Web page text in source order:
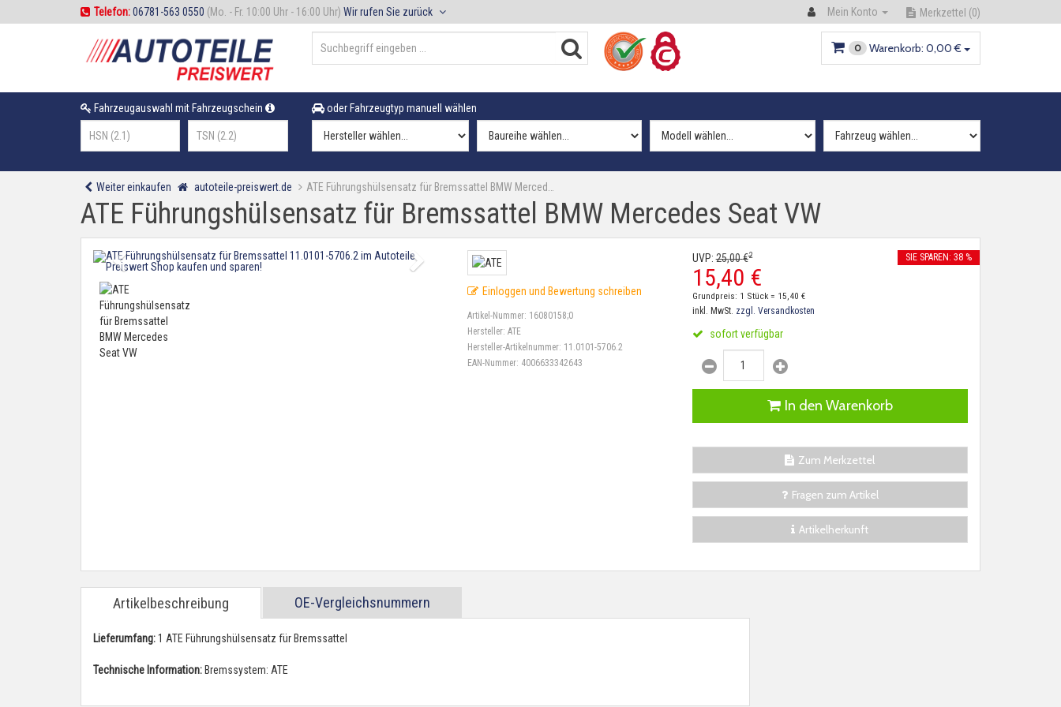
Telefon:06781-563 0550 (Mo. - Fr. 10:00 Uhr - 16:00 Uhr) Wir rufen Sie zurück Mein Konto Merkzettel (0)
0 Warenkorb: 0,00 €
Fahrzeugauswahl mit Fahrzeugschein oder Fahrzeugtyp manuell wählen
Weiter einkaufen autoteile-preiswert.de ATE Führungshülsensatz für Bremssattel BMW Merced…
ATE Führungshülsensatz für Bremssattel BMW Mercedes Seat VW
Einloggen und Bewertung schreiben
Artikel-Nummer: 16080158;0
Hersteller:ATE
Hersteller-Artikelnummer: 11.0101-5706.2
EAN-Nummer: 4006633342643
UVP:25,00€2
15,40 €
SIE SPAREN: 38 %
Grundpreis: 1 Stück = 15,40 €
inkl. MwSt. zzgl. Versandkosten
sofort verfügbar
In den Warenkorb
Zum Merkzettel
Fragen zum Artikel
Artikelherkunft
Artikelbeschreibung OE-Vergleichsnummern
Lieferumfang:1 ATE Führungshülsensatz für Bremssattel
Technische Information: Bremssystem: ATE